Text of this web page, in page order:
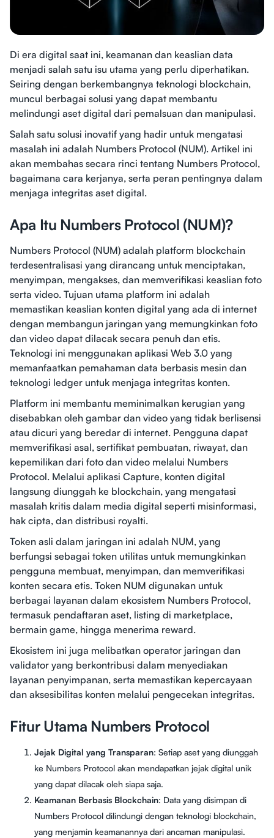
Di era digital saat ini, keamanan dan keaslian data
menjadi salah satu isu utama yang perlu diperhatikan.
Seiring dengan berkembangnya teknologi blockchain,
muncul berbagai solusi yang dapat membantu
melindungi aset digital dari pemalsuan dan manipulasi.
Salah satu solusi inovatif yang hadir untuk mengatasi
masalah ini adalah Numbers Protocol (NUM). Artikel ini
akan membahas secara rinci tentang Numbers Protocol,
bagaimana cara kerjanya, serta peran pentingnya dalam
menjaga integritas aset digital.
Apa Itu Numbers Protocol (NUM)?
Numbers Protocol (NUM) adalah platform blockchain
terdesentralisasi yang dirancang untuk menciptakan,
menyimpan, mengakses, dan memverifikasi keaslian foto
serta video. Tujuan utama platform ini adalah
memastikan keaslian konten digital yang ada di internet
dengan membangun jaringan yang memungkinkan foto
dan video dapat dilacak secara penuh dan etis.
Teknologi ini menggunakan aplikasi Web 3.0 yang
memanfaatkan pemahaman data berbasis mesin dan
teknologi ledger untuk menjaga integritas konten.
Platform ini membantu meminimalkan kerugian yang
disebabkan oleh gambar dan video yang tidak berlisensi
atau dicuri yang beredar di internet. Pengguna dapat
memverifikasi asal, sertifikat pembuatan, riwayat, dan
kepemilikan dari foto dan video melalui Numbers
Protocol. Melalui aplikasi Capture, konten digital
langsung diunggah ke blockchain, yang mengatasi
masalah kritis dalam media digital seperti misinformasi,
hak cipta, dan distribusi royalti.
Token asli dalam jaringan ini adalah NUM, yang
berfungsi sebagai token utilitas untuk memungkinkan
pengguna membuat, menyimpan, dan memverifikasi
konten secara etis. Token NUM digunakan untuk
berbagai layanan dalam ekosistem Numbers Protocol,
termasuk pendaftaran aset, listing di marketplace,
bermain game, hingga menerima reward.
Ekosistem ini juga melibatkan operator jaringan dan
validator yang berkontribusi dalam menyediakan
layanan penyimpanan, serta memastikan kepercayaan
dan aksesibilitas konten melalui pengecekan integritas.
Fitur Utama Numbers Protocol
Jejak Digital yang Transparan: Setiap aset yang diunggah
ke Numbers Protocol akan mendapatkan jejak digital unik
yang dapat dilacak oleh siapa saja.
Keamanan Berbasis Blockchain: Data yang disimpan di
Numbers Protocol dilindungi dengan teknologi blockchain,
yang menjamin keamanannya dari ancaman manipulasi.